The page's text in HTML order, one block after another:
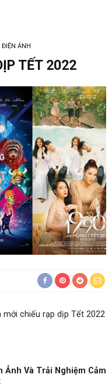
ĐIỆN ẢNH
TẾT 2022
mới chiếu rạp dịp Tết 2022
Ảnh Và Trải Nghiệm Cảm